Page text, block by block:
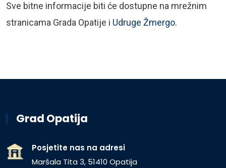
Sve bitne informacije biti će dostupne na mrežnim
stranicama Grada Opatije i Udruge Žmergo.
Grad Opatija
Posjetite nas na adresi
Maršala Tita 3, 51410 Opatija